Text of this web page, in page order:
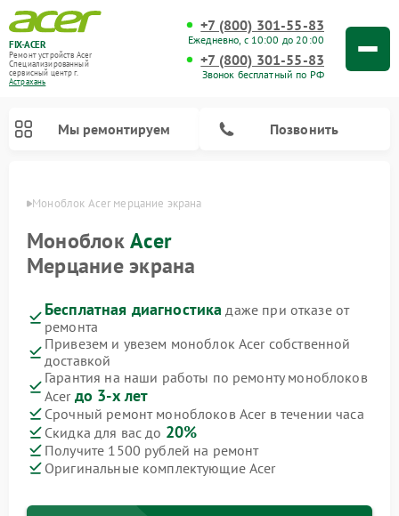
FIX-ACER
Ремонт устройств Acer
Специализированный
cервисный центр г.
Астрахань
+7 (800) 301-55-83
Ежедневно, с 10:00 до 20:00
+7 (800) 301-55-83
Звонок бесплатный по РФ
Мы ремонтируем Позвонить
Моноблок Acer мерцание экрана
МоноблокAcer
Мерцание экрана
Бесплатная диагностика даже при отказе от
ремонта
Привезем и увезем моноблок Acer собственной
доставкой
Гарантия на наши работы по ремонту моноблоков
Acer до 3-х лет
Срочный ремонт моноблоков Acer в течении часа
Скидка для вас до 20%
Получите 1500 рублей на ремонт
Оригинальные комплектующие Acer